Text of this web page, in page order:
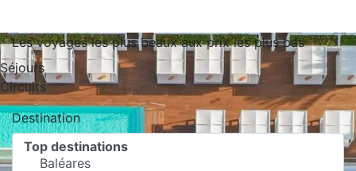
Les voyages les plus beaux aux prix les plus bas
Séjours
Circuits
Destination